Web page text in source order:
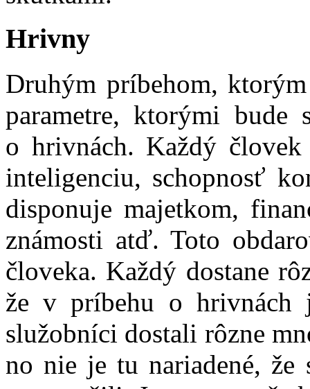
Hrivny
Druhým príbehom,
parametre, ktorými bude
o hrivnách. Každý
inteligenciu, schopnosť
disponuje majetkom,
známosti atď. Toto
človeka. Každý dostane
že v príbehu o hrivnách
služobníci dostali rôzne
no nie je tu nariadené,